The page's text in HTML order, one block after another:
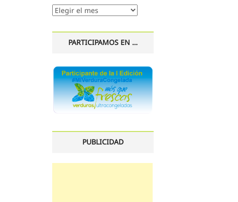
Nuestro
PARTICIPAMOS EN …
PUBLICIDAD